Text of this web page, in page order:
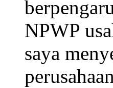
NPWP
saya